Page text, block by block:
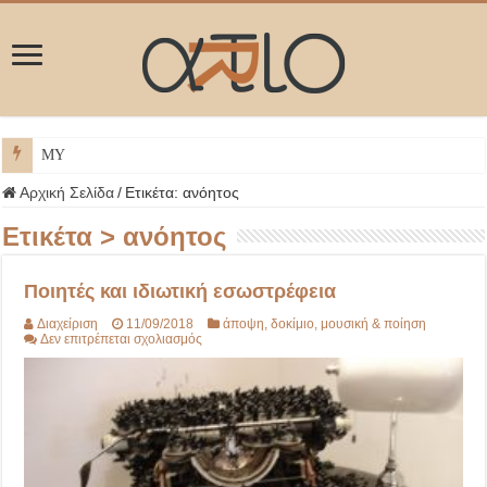
ΜΥΚΟΝΟΣ
Αρχική Σελίδα / Ετικέτα:ανόητος
Ετικέτα > ανόητος
Ποιητές και ιδιωτική εσωστρέφεια
Διαχείριση 11/09/2018 άποψη ,δοκίμιο ,μουσική & ποίηση
Δεν επιτρέπεται σχολιασμός
εσωστρέφεια